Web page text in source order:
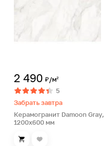
2 490 ₽/м²
5
Забрать завтра
Керамогранит Damoon Gray,
1200х600 мм